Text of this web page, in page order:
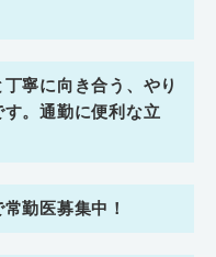
寧に向き合う、やり
。通勤に便利な立
勤医募集中！